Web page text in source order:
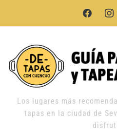
facebook
Los lugares más
tapas en la ciudad de